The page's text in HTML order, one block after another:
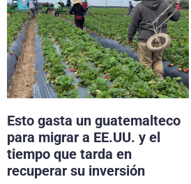
Esto gasta un guatemalteco
para migrar a EE.UU. y el
tiempo que tarda en
recuperar su inversión